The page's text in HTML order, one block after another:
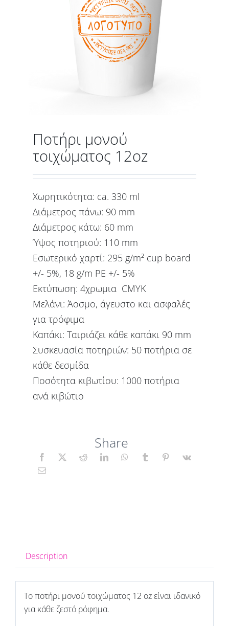
Ποτήρι μονού
τοιχώματος 12oz
Χωρητικότητα: ca. 330 ml
Διάμετρος πάνω: 90 mm
Διάμετρος κάτω: 60 mm
Ύψος ποτηριού: 110 mm
Εσωτερικό χαρτί: 295 g/m² cup board
+/- 5%, 18 g/m PE +/- 5%
Εκτύπωση: 4χρωμια CMYK
Μελάνι: Άοσμο, άγευστο και ασφαλές
για τρόφιμα
Καπάκι: Ταιριάζει κάθε καπάκι 90 mm
Συσκευασία ποτηριών: 50 ποτήρια σε
κάθε δεσμίδα
Ποσότητα κιβωτίου: 1000 ποτήρια
ανά κιβώτιο
Share
Description
To ποτήρι μονού τοιχώματος 12 oz είναι ιδανικό
για κάθε ζεστό ρόφημα.